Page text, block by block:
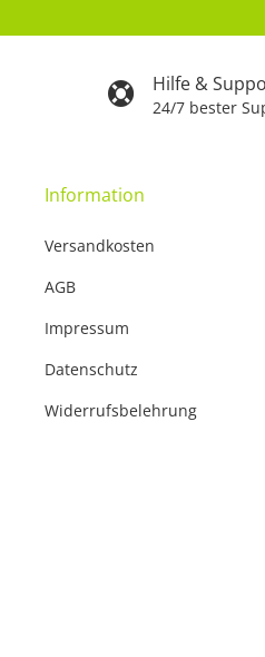
Hilfe &
24/7 bester
Information
Versandkosten
AGB
Impressum
Datenschutz
Widerrufsbelehrung